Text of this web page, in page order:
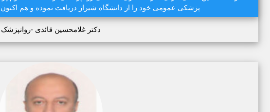
پزشکی عمومی خود را از دانشگاه شیراز دریافت نموده و هم
دکتر غلامحسین قائدی -روانپزشک